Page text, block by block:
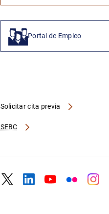
Portal de Empleo
SEBC
Solicitar cita previa
TwitterLinkedin
YoutubeFlickr